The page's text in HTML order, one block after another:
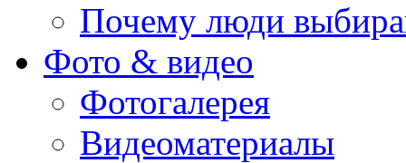
Почему люди
Фото & видео
Фотогалерея
Видеоматериалы